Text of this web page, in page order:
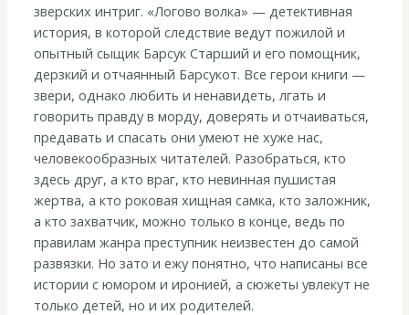
зверских интриг. «Логово волка» — детективная
история, в которой следствие ведут пожилой и
опытный сыщик Барсук Старший и его помощник,
дерзкий и отчаянный Барсукот. Все герои книги —
звери, однако любить и ненавидеть, лгать и
говорить правду в морду, доверять и отчаиваться,
предавать и спасать они умеют не хуже нас,
человекообразных читателей. Разобраться, кто
здесь друг, а кто враг, кто невинная пушистая
жертва, а кто роковая хищная самка, кто заложник,
а кто захватчик, можно только в конце, ведь по
правилам жанра преступник неизвестен до самой
развязки. Но зато и ежу понятно, что написаны все
истории с юмором и иронией, а сюжеты увлекут не
только детей, но и их родителей.